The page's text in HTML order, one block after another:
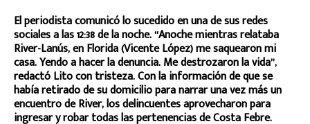
El periodista comunicó lo sucedido en una de sus redes
sociales a las 12:38 de la noche. “Anoche mientras relataba
River-Lanús, en Florida (Vicente López) me saquearon mi
casa. Yendo a hacer la denuncia. Me destrozaron la vida”,
redactó Lito con tristeza. Con la información de que se
había retirado de su domicilio para narrar una vez más un
encuentro de River, los delincuentes aprovecharon para
ingresar y robar todas las pertenencias de Costa Febre.